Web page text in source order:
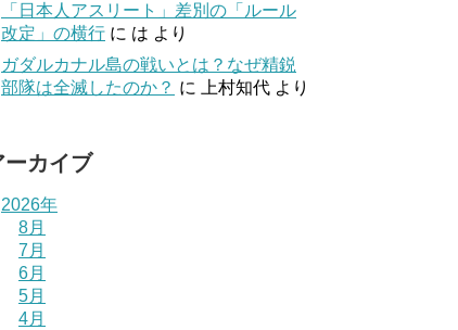
「日本人アスリート」差別の「ルール
改定」の横行 に は より
ガダルカナル島の戦いとは？なぜ精鋭
部隊は全滅したのか？ に 上村知代 より
ーカイブ
2026年
8月
7月
6月
5月
4月